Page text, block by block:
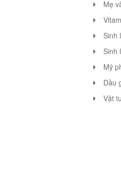
Mẹ
Sinh
Sinh
Mỹ
Dầu
Vật